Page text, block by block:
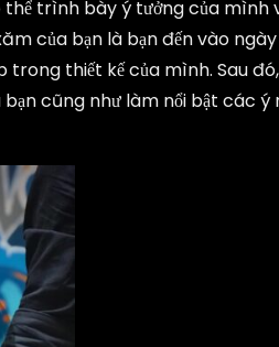
trình bày ý tưởng của mình
của bạn là bạn đến vào
trong thiết kế của mình. Sau
cũng như làm nổi bật các ý